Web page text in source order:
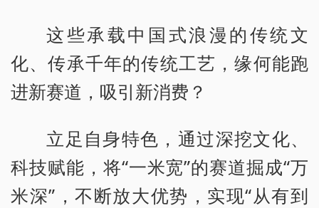
这些承载中国式浪漫的传统文
化、传承千年的传统工艺，缘何能跑
进新赛道，吸引新消费？
立足自身特色，通过深挖文化、
科技赋能，将“一米宽”的赛道掘成“万
米深”，不断放大优势，实现“从有到